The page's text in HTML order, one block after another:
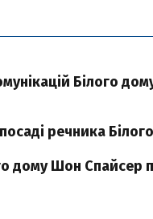
Білого
речника
дому Шон Спайсер